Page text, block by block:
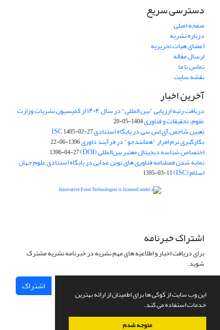
این وب سایت از کوکی ها برای اطمینان از ارائه بهترین
خدمات استفاده می کند.
متوجه شدم
دسترسی سریع
صفحه اصلی
درباره نشریه
اعضای هیات تحریریه
ارسال مقاله
تماس با ما
نقشه سایت
آخرین اخبار
دریافت رتبه ارزیابی "بین المللی" در سال ۱۴۰۴ از کمیسیون نشریات وزارت
علوم، تحقیقات و فناوری1404-05-20
تعیین شاخص آی اس سی در پایگاه استنادی ISC1405-02-27
بکارگیری نرم افزار "همانندجو" در فرآیند داوری1396-06-22
اختصاص شناسه دیجیتال معتبر بین‌المللی (DOI) 1396-04-27
نمایه شدن فصلنامه فناوری های نوین غذایی در پایگاه استنادی علوم جهان
اسلام (ISC) 1395-03-11
اشتراک خبرنامه
برای دریافت اخبار و اطلاعیه های مهم نشریه در خبرنامه نشریه مشترک
شوید.
اشتراک